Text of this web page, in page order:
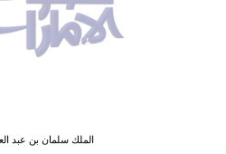
الملك سلمان بن عبد